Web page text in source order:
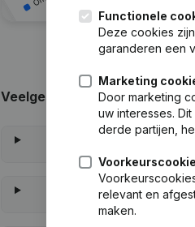
Veelgestelde vragen
Functionele
Deze cookies
garanderen een
Marketing
Door marketing
uw interesses.
derde partijen,
relevant en
maken.